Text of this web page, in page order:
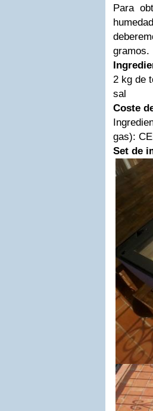
Para
gramos.
2 kg de
sal
Coste
gas):
Set de